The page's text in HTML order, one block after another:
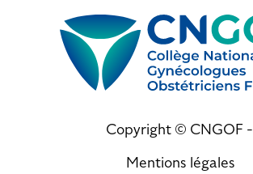
Copyright © CNGOF -
Mentions légales